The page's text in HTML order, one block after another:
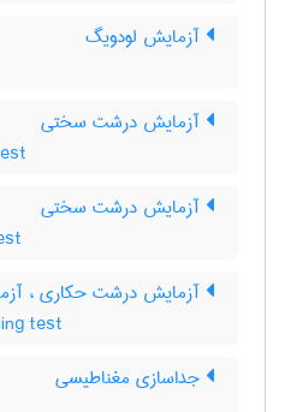
آزمایش لودویگ
آزمایش درشت سختی
آزمایش درشت سختی
آزمایش درشت حکاری ،
test
جداسازی مغناطیسی